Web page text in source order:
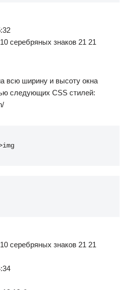
серебряных знаков 21 21
всю ширину и высоту окна
следующих CSS стилей:
серебряных знаков 21 21